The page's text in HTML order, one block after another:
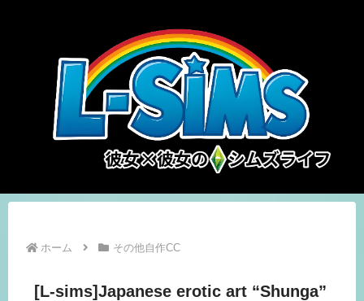
ホーム その他自作CC
[L-sims]Japanese erotic art “Shunga”